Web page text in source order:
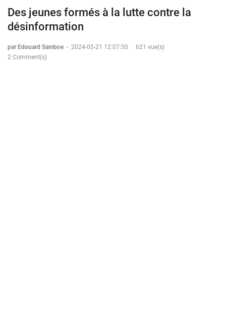
Des jeunes formés à la lutte contre la
désinformation
par Edouard Samboe - 2024-05-21 12:07:50
621 vue(s)
2 Comment(s)